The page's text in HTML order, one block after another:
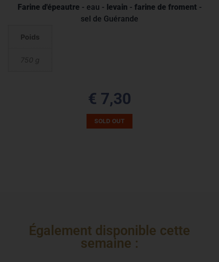
Farine d'épeautre - eau - levain - farine de froment -
sel de Guérande
Poids
750 g
€ 7,30
SOLD OUT
Également disponible cette
semaine :